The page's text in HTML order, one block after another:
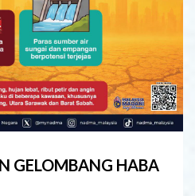
GELOMBANG HABA